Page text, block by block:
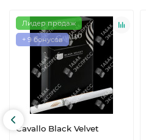
Лидер продаж
+ 9 бонусов
Cavallo Black Velvet